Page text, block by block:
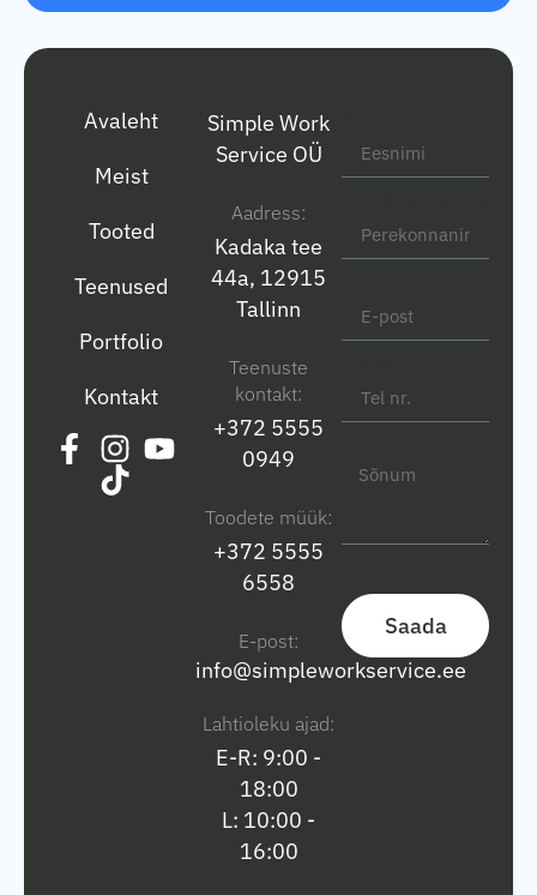
Avaleht
Meist
Tooted
Teenused
Portfolio
Kontakt
Simple Work
Service OÜ
Aadress:
Kadaka tee
44a, 12915
Tallinn
Teenuste
kontakt:
+372 5555
0949
Toodete müük:
+372 5555
6558
E-post:
info@simpleworkservice.ee
Lahtioleku ajad:
E-R: 9:00 -
18:00
L: 10:00 -
16:00
Saada